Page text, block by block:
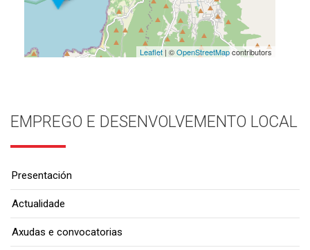
Leaflet| ©OpenStreetMapcontributors
EMPREGO E DESENVOLVEMENTO LOCAL
Presentación
Actualidade
Axudas e convocatorias